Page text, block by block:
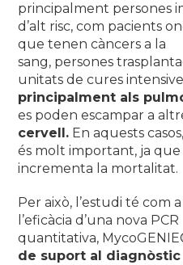
principalment persones
d’alt risc, com pacients
que tenen càncers a la
sang, persones
unitats de cures
principalment als
es poden escampar a
cervell. En aquests
és molt important, ja
incrementa la mortalitat.
Per això, l’estudi té com
l’eficàcia d’una nova PCR
quantitativa,
de suport al